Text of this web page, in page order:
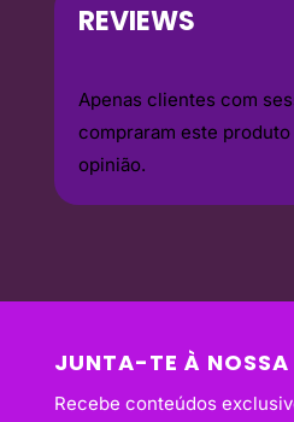
REVIEWS
Apenas clientes com
compraram este
opinião.
JUNTA-TE À NOSSA
Recebe conteúdos